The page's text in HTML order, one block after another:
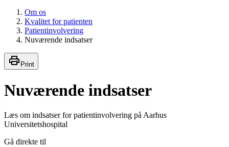
Om os
Kvalitet for patienten
Patientinvolvering
Nuværende indsatser
Print
Nuværende indsatser
Læs om indsatser for patientinvolvering på Aarhus
Universitetshospital
Gå direkte til